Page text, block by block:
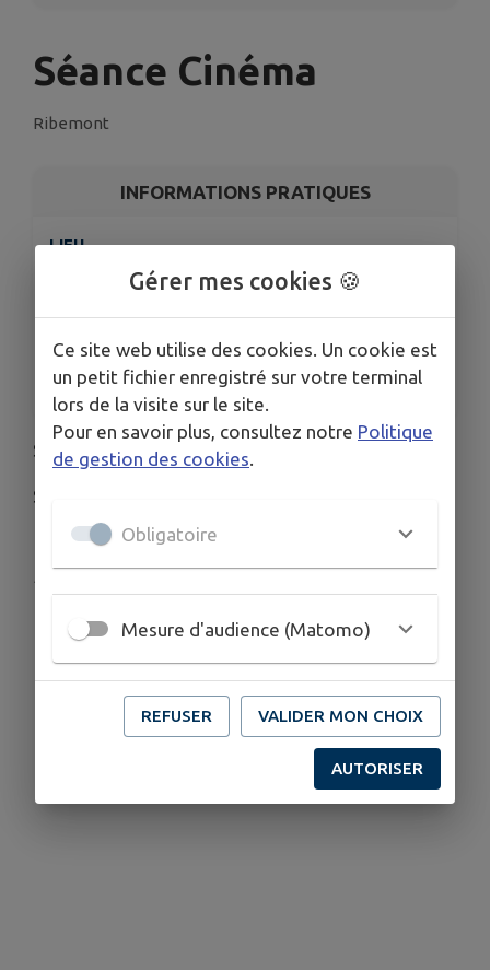
Séance Cinéma
Ribemont
INFORMATIONS PRATIQUES
LIEU
Salle polyvalente
Le mar. 26 mai
HORAIRES
De 20h00 à 23h00
Séance cinéma le Mardi 26 Mai à 20 h
Salle Polyvalente
Publié par Mairie de Ribemont
Gérer mes cookies 🍪
Ce site web utilise des cookies. Un cookie est
un petit fichier enregistré sur votre terminal
lors de la visite sur le site.
Pour en savoir plus, consultez notre Politique
de gestion des cookies.
Obligatoire
Mesure d'audience (Matomo)
REFUSER VALIDER MON CHOIX
AUTORISER